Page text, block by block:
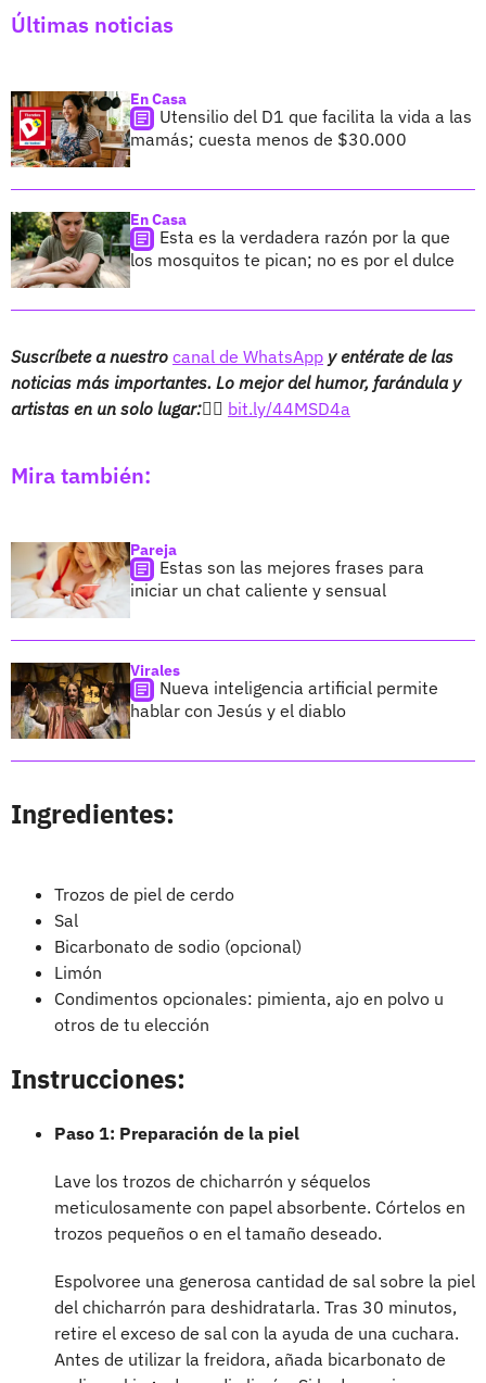
Últimas noticias
En Casa
Utensilio del D1 que facilita la vida a las
mamás; cuesta menos de $30.000
En Casa
Esta es la verdadera razón por la que
los mosquitos te pican; no es por el dulce
Suscríbete a nuestro canal de WhatsApp y entérate de las
noticias más importantes. Lo mejor del humor, farándula y
artistas en un solo lugar:👉🏻 bit.ly/44MSD4a
Mira también:
Pareja
Estas son las mejores frases para
iniciar un chat caliente y sensual
Virales
Nueva inteligencia artificial permite
hablar con Jesús y el diablo
Ingredientes:
Trozos de piel de cerdo
Sal
Bicarbonato de sodio (opcional)
Limón
Condimentos opcionales: pimienta, ajo en polvo u
otros de tu elección
Instrucciones:
Paso 1: Preparación de la piel
Lave los trozos de chicharrón y séquelos
meticulosamente con papel absorbente. Córtelos en
trozos pequeños o en el tamaño deseado.
Espolvoree una generosa cantidad de sal sobre la piel
del chicharrón para deshidratarla. Tras 30 minutos,
retire el exceso de sal con la ayuda de una cuchara.
Antes de utilizar la freidora, añada bicarbonato de